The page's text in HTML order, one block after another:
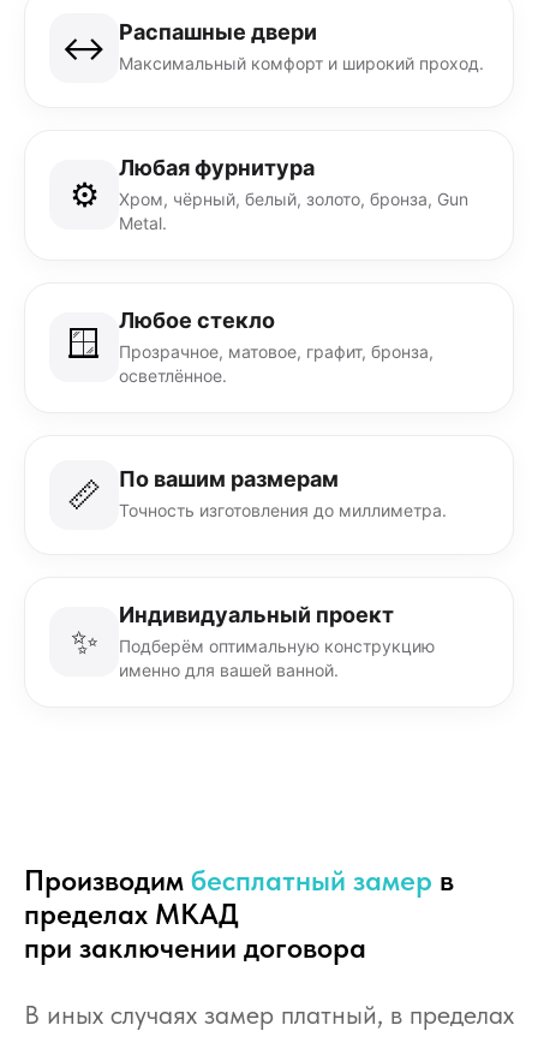
↔️ Распашные двери
Максимальный комфорт и широкий проход.
⚙️
Любая фурнитура
Хром, чёрный, белый, золото, бронза, Gun
Metal.
🪟
Любое стекло
Прозрачное, матовое, графит, бронза,
осветлённое.
📏 По вашим размерам
Точность изготовления до миллиметра.
✨
Индивидуальный проект
Подберём оптимальную конструкцию
именно для вашей ванной.
Производим бесплатный замер в
пределах МКАД
при заключении договора
В иных случаях замер платный, в пределах